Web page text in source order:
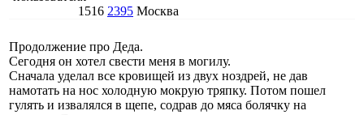
1516 2395 Москва
Продолжение про Деда.
Сегодня он хотел свести меня в могилу.
Сначала уделал все кровищей из двух ноздрей, не дав
намотать на нос холодную мокрую тряпку. Потом пошел
гулять и извалялся в щепе, содрав до мяса болячку на